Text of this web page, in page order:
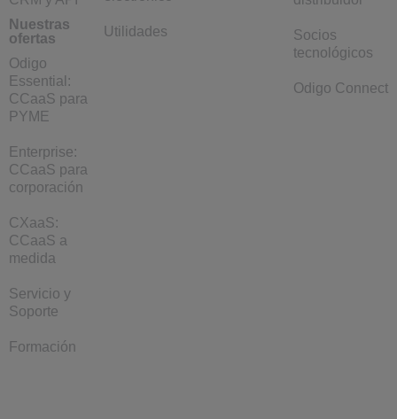
Nuestras
ofertas
Odigo
Essential:
CCaaS para
PYME
Enterprise:
CCaaS para
corporación
CXaaS:
CCaaS a
medida
Servicio y
Soporte
Formación
Utilidades
Socios
tecnológicos
Odigo Connect